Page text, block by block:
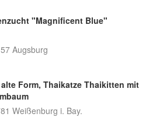
"Magnificent Blue"
Augsburg
Form, Thaikatze Thaikitten mit
Weißenburg i. Bay.